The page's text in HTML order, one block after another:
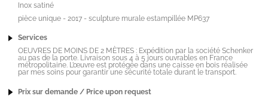
Inox satiné
pièce unique - 2017 - sculpture murale estampillée MP637
Services
OEUVRES DE MOINS DE 2 MÈTRES : Expédition par la société Schenker
au pas de la porte. Livraison sous 4 à 5 jours ouvrables en France
métropolitaine. L’œuvre est protégée dans une caisse en bois réalisée
par mes soins pour garantir une sécurité totale durant le transport.
Prix sur demande / Price upon request